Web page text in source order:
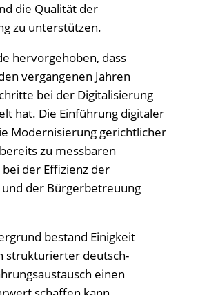
die Qualität der
zu unterstützen.
hervorgehoben, dass
vergangenen Jahren
bei der Digitalisierung
hat. Die Einführung digitaler
Modernisierung gerichtlicher
zu messbaren
der Effizienz der
und der Bürgerbetreuung
bestand Einigkeit
strukturierter deutsch-
einen